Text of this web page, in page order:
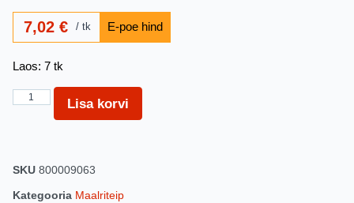
7,02€ tk
Laos: 7 tk
Lisa korvi
SKU 800009063
Kategooria Maalriteip